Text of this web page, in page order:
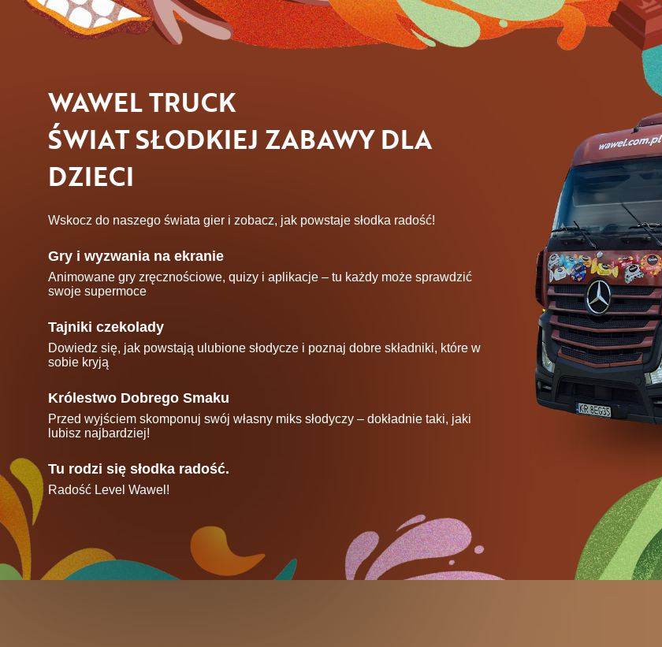
WAWEL TRUCK
ŚWIAT SŁODKIEJ ZABAWY DLA
DZIECI
Wskocz do naszego świata gier i zobacz, jak powstaje słodka radość!
Gry i wyzwania na ekranie
Animowane gry zręcznościowe, quizy i aplikacje – tu każdy może sprawdzić
swoje supermoce
Tajniki czekolady
Dowiedz się, jak powstają ulubione słodycze i poznaj dobre składniki, które w
sobie kryją
Królestwo Dobrego Smaku
Przed wyjściem skomponuj swój własny miks słodyczy – dokładnie taki, jaki
lubisz najbardziej!
Tu rodzi się słodka radość.
Radość Level Wawel!